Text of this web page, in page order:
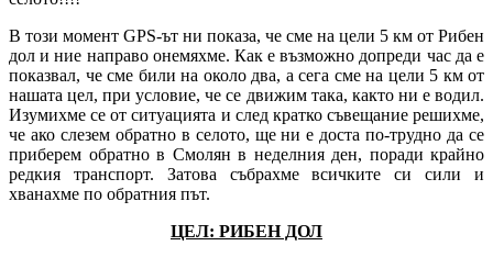
В този момент GPS-ът ни показа, че сме на цели 5 км от Рибен
дол и ние направо онемяхме. Как е възможно допреди час да е
показвал, че сме били на около два, а сега сме на цели 5 км от
нашата цел, при условие, че се движим така, както ни е водил.
Изумихме се от ситуацията и след кратко съвещание решихме,
че ако слезем обратно в селото, ще ни е доста по-трудно да се
приберем обратно в Смолян в неделния ден, поради крайно
редкия транспорт. Затова събрахме всичките си сили и
хванахме по обратния път.
ЦЕЛ: РИБЕН ДОЛ